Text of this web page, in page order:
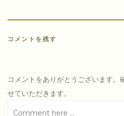
ョ
ン
コメントを残す
コメントをありがとうございます。
せていただきます。